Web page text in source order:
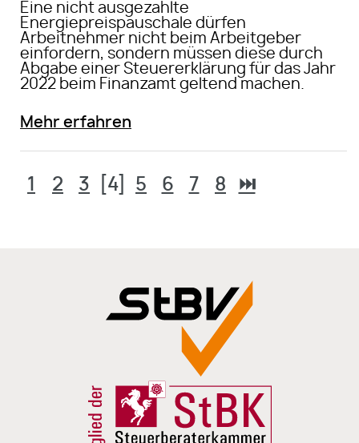
Eine nicht ausgezahlte
Energiepreispauschale dürfen
Arbeitnehmer nicht beim Arbeitgeber
einfordern, sondern müssen diese durch
Abgabe einer Steuererklärung für das Jahr
2022 beim Finanzamt geltend machen.
Mehr erfahren
1 2 3 [4] 5 6 7 8 ⏭